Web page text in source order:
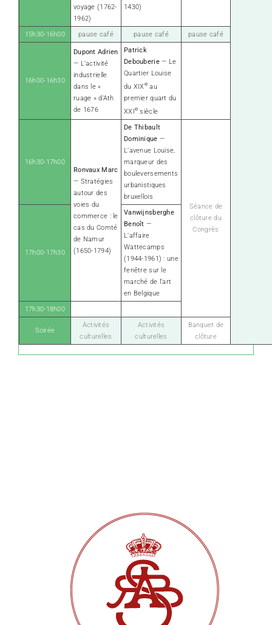
voyage (1762-
1962)
1430)
15h30-16h00 pause café pause café pause café
16h00-16h30
Dupont Adrien
— L’activité
industrielle
dans le «
ruage » d’Ath
de 1676
Patrick
Debouberie— Le
Quartier Louise
du XIXe au
premier quart du
XXIe siècle
16h30-17h00
Ronvaux Marc
— Stratégies
autour des
voies du
commerce : le
cas du Comté
de Namur
(1650-1794)
De Thibault
Dominique —
L’avenue Louise,
marqueur des
bouleversements
urbanistiques
bruxellois
Séance de
clôture du
Congrès
17h00-17h30
Vanwijnsberghe
Benoît —
L’affaire
Wattecamps
(1944-1961) : une
fenêtre sur le
marché de l’art
en Belgique
17h30-18h00
Soirée
Activités
culturelles
Activités
culturelles
Banquet de
clôture